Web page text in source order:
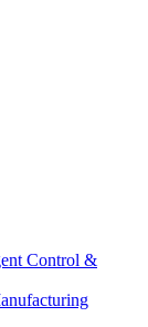
Control &